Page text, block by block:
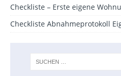
Checkliste – Erste eigene
Checkliste Abnahmeprotokoll